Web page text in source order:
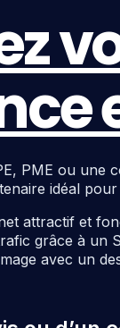
PME ou une
idéal pour
attractif et
grâce à un
avec un